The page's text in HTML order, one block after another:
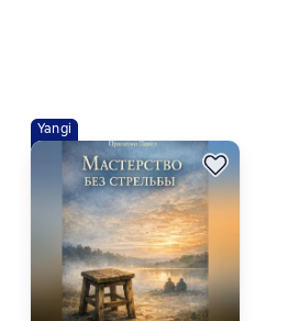
Yangi